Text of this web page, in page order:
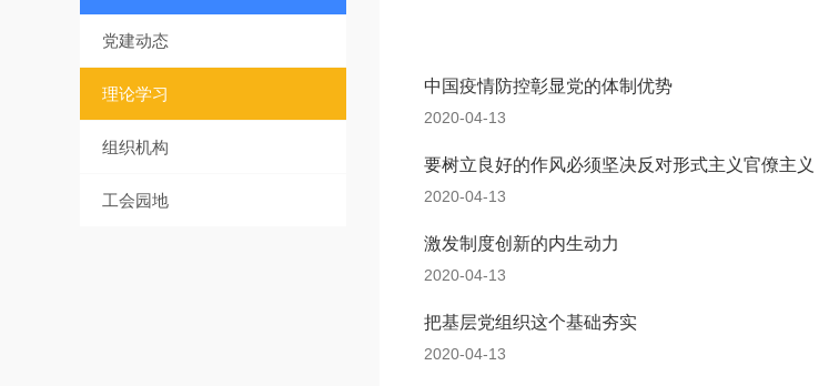
党建动态
理论学习
组织机构
工会园地
中国疫情防控彰显党的体制优势
2020-04-13
要树立良好的作风必须坚决反对形式主义官僚主义
2020-04-13
激发制度创新的内生动力
2020-04-13
把基层党组织这个基础夯实
2020-04-13